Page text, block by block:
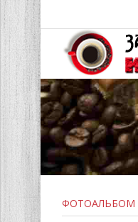
ФОТОАЛЬБОМ